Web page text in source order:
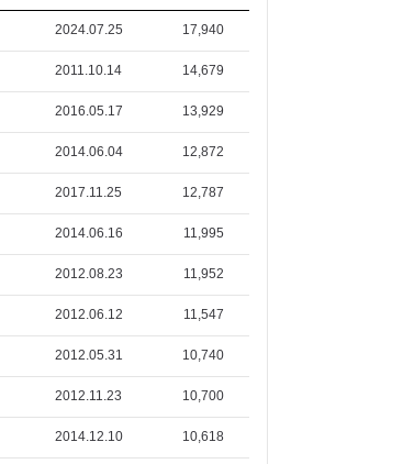
2024.07.25 17,940
2011.10.14 14,679
2016.05.17 13,929
2014.06.04 12,872
2017.11.25 12,787
2014.06.16 11,995
2012.08.23 11,952
2012.06.12 11,547
2012.05.31 10,740
2012.11.23 10,700
2014.12.10 10,618